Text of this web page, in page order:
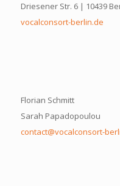
Driesener Str. 6 | 10439
vocalconsort-berlin.de
Florian Schmitt
Sarah Papadopoulou
contact@vocalconsort-